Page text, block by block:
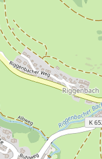
Haueisen
Kiefer (1983),
(1989),
(2003) und
der
mit
Preisträgers
in
großes